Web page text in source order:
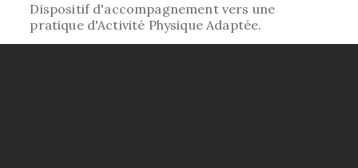
Dispositif d'accompagnement vers une
pratique d'Activité Physique Adaptée.